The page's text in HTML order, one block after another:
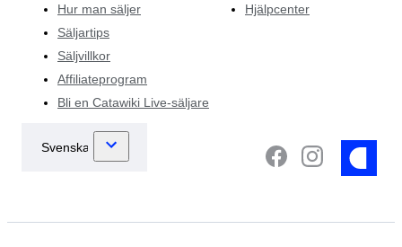
Hur man säljer
Säljartips
Säljvillkor
Affiliateprogram
Bli en Catawiki Live-säljare
Hjälpcenter